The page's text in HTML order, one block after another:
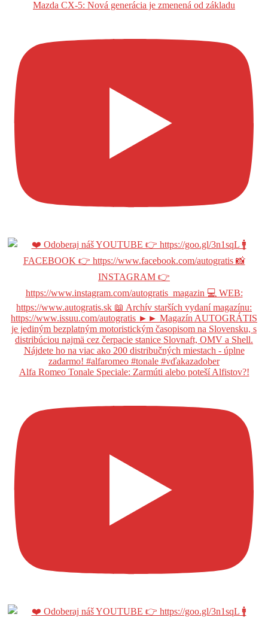
Mazda CX-5: Nová generácia je zmenená od základu
Alfa Romeo Tonale Speciale: Zarmúti alebo poteší Alfistov?!